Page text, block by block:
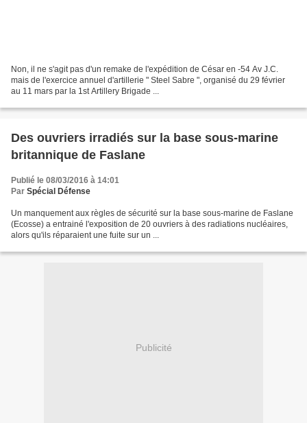
Non, il ne s'agit pas d'un remake de l'expédition de César en -54 Av J.C.
mais de l'exercice annuel d'artillerie " Steel Sabre ", organisé du 29 février
au 11 mars par la 1st Artillery Brigade ...
Des ouvriers irradiés sur la base sous-marine
britannique de Faslane
Publié le 08/03/2016 à 14:01
Par Spécial Défense
Un manquement aux règles de sécurité sur la base sous-marine de Faslane
(Ecosse) a entrainé l'exposition de 20 ouvriers à des radiations nucléaires,
alors qu'ils réparaient une fuite sur un ...
Publicité